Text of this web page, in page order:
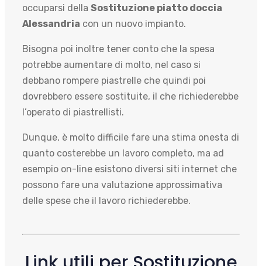
occuparsi della Sostituzione piatto doccia
Alessandria con un nuovo impianto.
Bisogna poi inoltre tener conto che la spesa
potrebbe aumentare di molto, nel caso si
debbano rompere piastrelle che quindi poi
dovrebbero essere sostituite, il che richiederebbe
l’operato di piastrellisti.
Dunque, è molto difficile fare una stima onesta di
quanto costerebbe un lavoro completo, ma ad
esempio on-line esistono diversi siti internet che
possono fare una valutazione approssimativa
delle spese che il lavoro richiederebbe.